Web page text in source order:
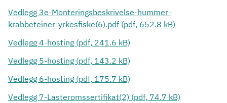
Vedlegg 3e-Monteringsbeskrivelse-hummer-
krabbeteiner-yrkesfiske(6).pdf (pdf, 652.8 kB)
Vedlegg 4-hosting (pdf, 241.6 kB)
Vedlegg 5-hosting (pdf, 143.2 kB)
Vedlegg 6-hosting (pdf, 175.7 kB)
Vedlegg 7-Lasteromssertifikat(2) (pdf, 74.7 kB)